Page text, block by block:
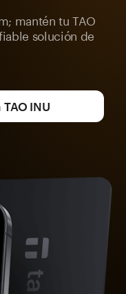
mantén tu TAO
solución de
INU